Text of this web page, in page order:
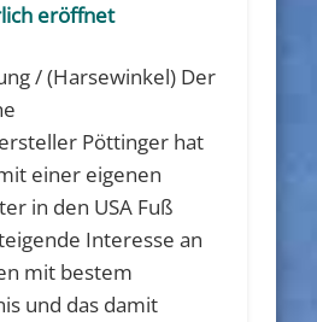
eröffnet
/ (Harsewinkel) Der
Pöttinger hat
einer eigenen
in den USA Fuß
Interesse an
mit bestem
und das damit